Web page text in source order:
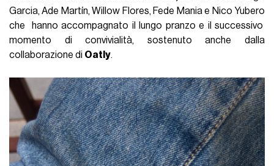
Garcia, Ade Martín, Willow Flores, Fede Mania e Nico Yubero
che hanno accompagnato il lungo pranzo e il successivo
momento di convivialità, sostenuto anche dalla
collaborazione di Oatly.